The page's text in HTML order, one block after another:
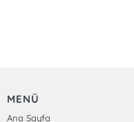
MENÜ
Ana Sayfa